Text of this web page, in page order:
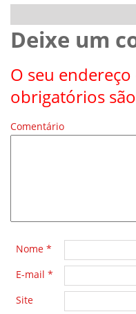
Deixe um
O seu
obrigatórios
Comentário
Nome *
E-mail *
Site